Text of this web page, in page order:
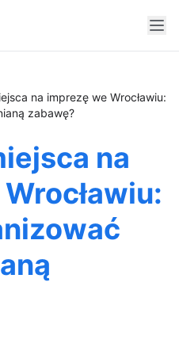
na imprezę we Wrocławiu:
zabawę?
na